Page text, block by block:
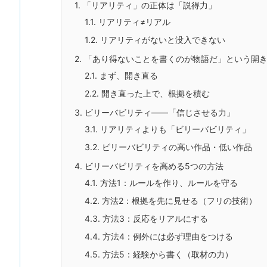
1. 「リアリティ」の正体は「説得力」
1.1. リアリティ≠リアル
1.2. リアリティがないと没入できない
2. 「あり得ないことを書くのが物語だ」という開
2.1. まず、開き直る
2.2. 開き直った上で、根拠を積む
3. ビリーバビリティ——「信じさせる力」
3.1. リアリティよりも「ビリーバビリティ」
3.2. ビリーバビリティの高い作品・低い作品
4. ビリーバビリティを高める5つの方法
4.1. 方法1：ルールを作り、ルールを守る
4.2. 方法2：根拠を先に見せる（フリの技術）
4.3. 方法3：反応をリアルにする
4.4. 方法4：例外には必ず理由をつける
4.5. 方法5：経験から書く（取材の力）